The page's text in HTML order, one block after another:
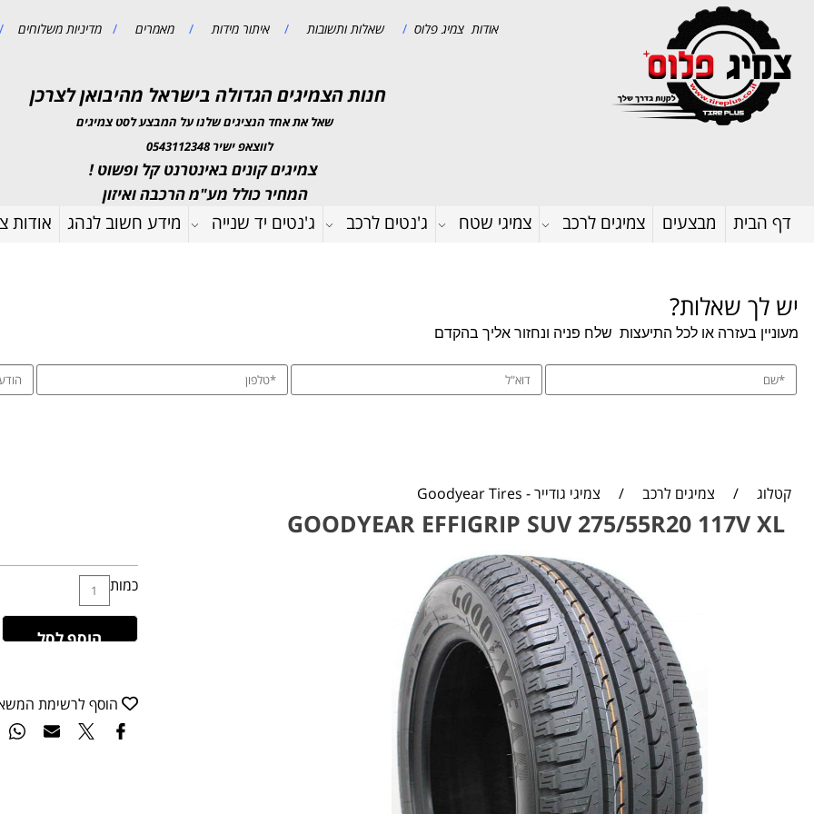
אודות צמיג פלוס/ שאלות ותשובות / איתור מידות / מאמרים / מדיניות משלוחים
חנות הצמיגים הגדולה בישראל מהיבואן לצרכן
שאל את אחד הנציגים שלנו על המבצע לסט צמיגים
לווצאפ ישיר 0543112348
צמיגים קונים באינטרנט קל ופשוט !
המחיר כולל מע"מ הרכבה ואיזון
דף הבית מבצעים צמיגים לרכב צמיגי שטח ג'נטים לרכב ג'נטים יד שנייה מידע חשוב לנהג אודות
יש לך שאלות?
מעוניין בעזרה או לכל התיעצות שלח פניה ונחזור אליך בהקדם
קטלוג / צמיגים לרכב / צמיגי גודייר - Goodyear Tires
GOODYEAR EFFIGRIP SUV 275/55R20 117V XL
כמות
הוסף לסל
הוסף לרשימת